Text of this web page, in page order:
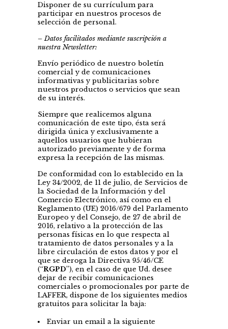
Disponer de su currículum para
participar en nuestros procesos de
selección de personal.
– Datos facilitados mediante suscripción a
nuestra Newsletter:
Envío periódico de nuestro boletín
comercial y de comunicaciones
informativas y publicitarias sobre
nuestros productos o servicios que sean
de su interés.
Siempre que realicemos alguna
comunicación de este tipo, ésta será
dirigida única y exclusivamente a
aquellos usuarios que hubieran
autorizado previamente y de forma
expresa la recepción de las mismas.
De conformidad con lo establecido en la
Ley 34/2002, de 11 de julio, de Servicios de
la Sociedad de la Información y del
Comercio Electrónico, así como en el
Reglamento (UE) 2016/679 del Parlamento
Europeo y del Consejo, de 27 de abril de
2016, relativo a la protección de las
personas físicas en lo que respecta al
tratamiento de datos personales y a la
libre circulación de estos datos y por el
que se deroga la Directiva 95/46/CE
(“RGPD”), en el caso de que Ud. desee
dejar de recibir comunicaciones
comerciales o promocionales por parte de
LAFFER, dispone de los siguientes medios
gratuitos para solicitar la baja:
Enviar un email a la siguiente